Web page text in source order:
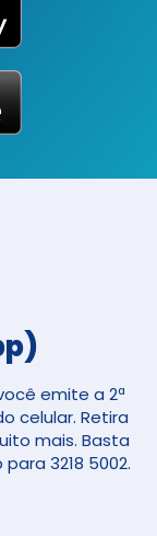
emite a 2ª
celular. Retira
mais. Basta
3218 5002.